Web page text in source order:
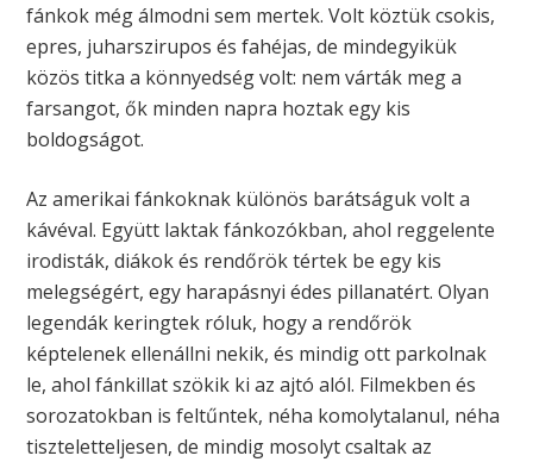
fánkok még álmodni sem mertek. Volt köztük csokis,
epres, juharszirupos és fahéjas, de mindegyikük
közös titka a könnyedség volt: nem várták meg a
farsangot, ők minden napra hoztak egy kis
boldogságot.
Az amerikai fánkoknak különös barátságuk volt a
kávéval. Együtt laktak fánkozókban, ahol reggelente
irodisták, diákok és rendőrök tértek be egy kis
melegségért, egy harapásnyi édes pillanatért. Olyan
legendák keringtek róluk, hogy a rendőrök
képtelenek ellenállni nekik, és mindig ott parkolnak
le, ahol fánkillat szökik ki az ajtó alól. Filmekben és
sorozatokban is feltűntek, néha komolytalanul, néha
tiszteletteljesen, de mindig mosolyt csaltak az